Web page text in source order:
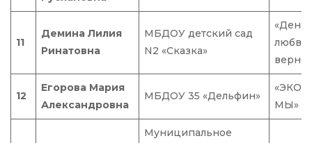
11
Демина Лилия
Ринатовна
МБДОУ детский сад
N2 «Сказка»
«День
любви
12
Егорова Мария
Александровна
МБДОУ 35 «Дельфин»
МЫ»
Муниципальное